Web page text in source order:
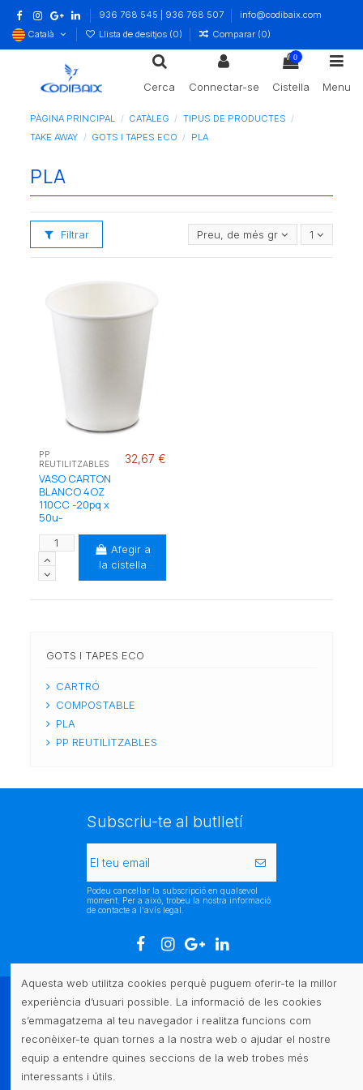
936 768 545 | 936 768 507
info@codibaix.com
Català
Llista de desitjos (0) Comparar (0)
Cerca Connectar-se
0
Cistella Menu
PÀGINA PRINCIPAL CATÀLEG
TIPUS DE PRODUCTES
TAKE AWAY
GOTS I TAPES ECO PLA
PLA
Filtrar Preu, de més gran a més petit
1
PP
REUTILITZABLES
VASO CARTON
BLANCO 4OZ
110CC -20pq x
50u-
32,67 €
Afegir a
la cistella
GOTS I TAPES ECO
CARTRÓ
COMPOSTABLE
PLA
PP REUTILITZABLES
Subscriu-te al butlletí
Podeu cancel·lar la subscripció en qualsevol
moment. Per a això, trobeu la nostra informació
de contacte a l'avís legal.
Atenció al client
Legal
Aquesta web utilitza cookies perquè puguem oferir-te la millor
experiència d’usuari possible. La informació de les cookies
s’emmagatzema al teu navegador i realitza funcions com
reconèixer-te quan tornes a la nostra web o ajudar el nostre
equip a entendre quines seccions de la web trobes més
interessants i útils.